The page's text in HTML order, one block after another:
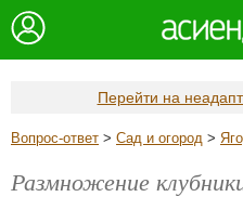
Перейти на
Вопрос-ответ > Сад и огород >
Размножение